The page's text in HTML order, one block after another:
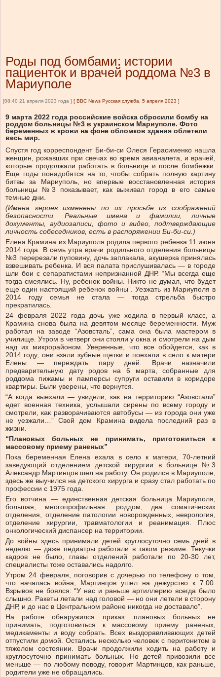
Роды под бомбами: истории
пациенток и врачей роддома №3 в
Мариуполе
[08:40 21 апреля 2023 года ] [ BBC News Русская служба, 5 апреля 2023 ]
9 марта 2022 года российские войска сбросили бомбу на
роддом больницы №3 в украинском Мариуполе. Фото
беременных в крови на фоне обломков здания облетели
весь мир.
Спустя год корреспондент Би-би-си Олеся Герасименко нашла
женщин, рожавших при свечах во время авианалета, и врачей,
которые продолжали работать в больнице и после бомбежки.
Еще годы понадобятся на то, чтобы собрать полную картину
битвы за Мариуполь, но впервые восстановленная история
больницы №3 показывает, как выживал город в его самые
темные дни.
(Имена героев изменены по их просьбе из соображений
безопасности. Реальные имена и фамилии, личные
документы, аудиозаписи, фото и видео, подтверждающие
личность собеседников, есть в распоряжении Би-би-си.)
Елена Крамина из Мариуполя родила первого ребенка 11 июня
2014 года. В семь утра врачи родильного отделения больницы
№3 перерезали пуповину, дочь заплакала, акушерка принялась
взвешивать ребенка. И вся палата прислушивалась — в городе
шли бои с сепаратистами непризнанной ДНР. “Мы всегда еще
тогда смеялись. Ну, ребенок войны. Никто не думал, что будет
еще один настоящий ребенок войны”. Уезжать из Мариуполя в
2014 году семья не стала — тогда стрельба быстро
прекратилась.
24 февраля 2022 года дочь уже ходила в первый класс, а
Крамина снова была на девятом месяце беременности. Муж
работал на заводе “Азовсталь”, сама она была мастером в
училище. Утром в четверг они стояли у окна и смотрели на дым
над их микрорайоном. Уверенные, что все обойдется, как в
2014 году, они взяли зубные щетки и поехали в село к матери
Елены — переждать пару дней. Врачи назначили
предварительную дату родов на 6 марта, собранные для
роддома пижамы и памперсы супруги оставили в коридоре
квартиры. Были уверены, что вернутся.
“А когда выехали — увидели, как на территорию “Азовстали”
едет военная техника, услышали сирены по всему городу и
смотрели, как разворачиваются автобусы — из города они уже
не уезжали…” Свой дом Крамина видела последний раз в
жизни.
“Плановых больных не принимать, приготовиться к
массовому приему раненых”
Пока беременная Елена ехала в село к матери, 70-летний
заведующий отделением детской хирургии в больнице №3
Александр Мартинцов шел на работу. Он родился в Мариуполе,
здесь же выучился на детского хирурга и сразу стал работать по
профессии с 1975 года.
Его вотчина — единственная детская больница Мариуполя,
большая, многопрофильная: роддом, два соматических
отделения, отделение патологии новорожденных, неврология,
отделение хирургии, травматологии и реанимация. Плюс
онкологический диспансер на территории.
До войны здесь принимали детей круглосуточно семь дней в
неделю — даже педиатры работали в таком режиме. Текучки
кадров не было, главы отделений работали по 20-30 лет,
специалисты тоже оставались надолго.
Утром 24 февраля, поговорив с дочерью по телефону о том,
что началась война, Мартинцов ушел на дежурство к 7:00.
Взрывов не боялся: “У нас и раньше артиллерию всегда было
слышно. Ракеты летали над головой — но они летели в сторону
ДНР, и до нас в Центральном районе никогда не доставало”.
На работе обнаружился приказ: плановых больных не
принимать, подготовиться к массовому приему раненых,
медикаменты и воду собрать. Всех выздоравливающих детей
отпустили домой. Остались несколько человек с перитонитом в
тяжелом состоянии. Врачи продолжили ходить на работу и
круглосуточно принимать больных. Но детей привозили все
меньше — по любому поводу, говорит Мартинцов, как раньше,
родители уже не обращались.